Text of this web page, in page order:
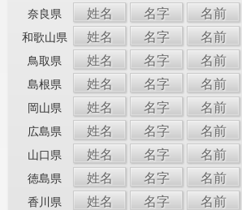
奈良県 姓名 名字 名前
和歌山県 姓名 名字 名前
鳥取県 姓名 名字 名前
島根県 姓名 名字 名前
岡山県 姓名 名字 名前
広島県 姓名 名字 名前
山口県 姓名 名字 名前
徳島県 姓名 名字 名前
香川県 姓名 名字 名前